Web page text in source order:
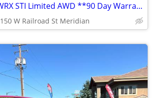
✖ 2020 Subaru WRX STI Limited AWD **90 Day Warranty**
150 W Railroad St Meridian